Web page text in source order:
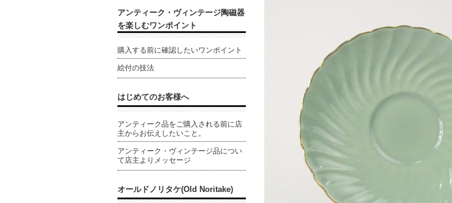
アンティーク・ヴィンテージ陶磁器
を楽しむワンポイント
購入する前に確認したいワンポイント
絵付の技法
はじめてのお客様へ
アンティーク品をご購入される前に店
主からお伝えしたいこと。
アンティーク・ヴィンテージ品につい
て店主よりメッセージ
オールドノリタケ(Old Noritake)